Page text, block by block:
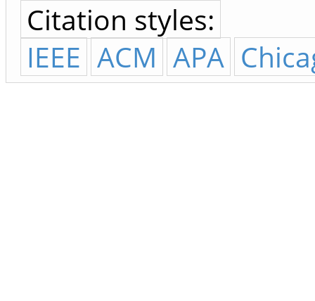
Citation styles:
IEEE ACM APA